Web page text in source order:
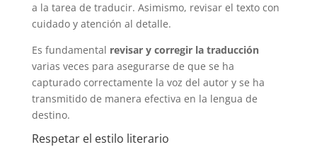
a la tarea de traducir. Asimismo, revisar el texto con
cuidado y atención al detalle.
Es fundamental revisar y corregir la traducción
varias veces para asegurarse de que se ha
capturado correctamente la voz del autor y se ha
transmitido de manera efectiva en la lengua de
destino.
Respetar el estilo literario